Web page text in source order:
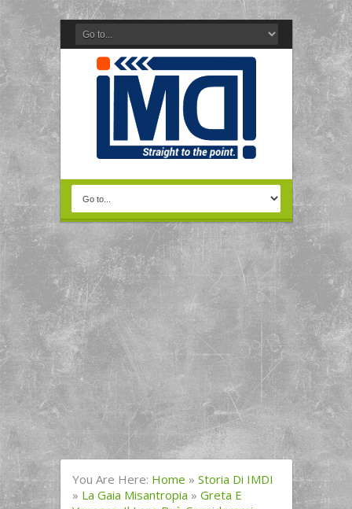
You Are Here: Home » Storia Di IMDI
» La Gaia Misantropia » Greta E